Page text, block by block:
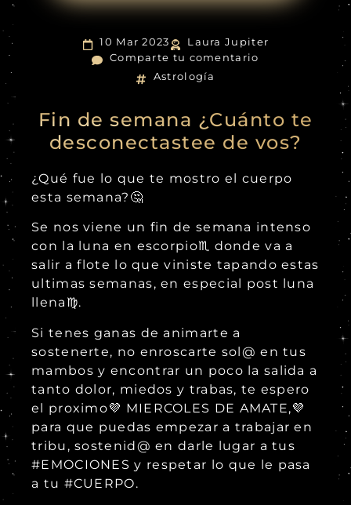
10 Mar 2023
Laura Jupiter
Comparte tu comentario
Astrología
Fin de semana ¿Cuánto te
desconectastee de vos?
¿Qué fue lo que te mostro el cuerpo
esta semana?🤔
Se nos viene un fin de semana intenso
con la luna en escorpio♏ donde va a
salir a flote lo que viniste tapando estas
ultimas semanas, en especial post luna
llena♍.
Si tenes ganas de animarte a
sostenerte, no enroscarte sol@ en tus
mambos y encontrar un poco la salida a
tanto dolor, miedos y trabas, te espero
el proximo💜 MIERCOLES DE AMATE,💜
para que puedas empezar a trabajar en
tribu, sostenid@ en darle lugar a tus
#EMOCIONES y respetar lo que le pasa
a tu #CUERPO.